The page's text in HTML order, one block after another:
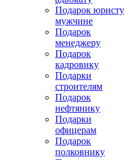
Подарок юристу
мужчине
Подарок
менеджеру
Подарок
кадровику
Подарки
строителям
Подарок
нефтянику
Подарки
офицерам
Подарок
полковнику